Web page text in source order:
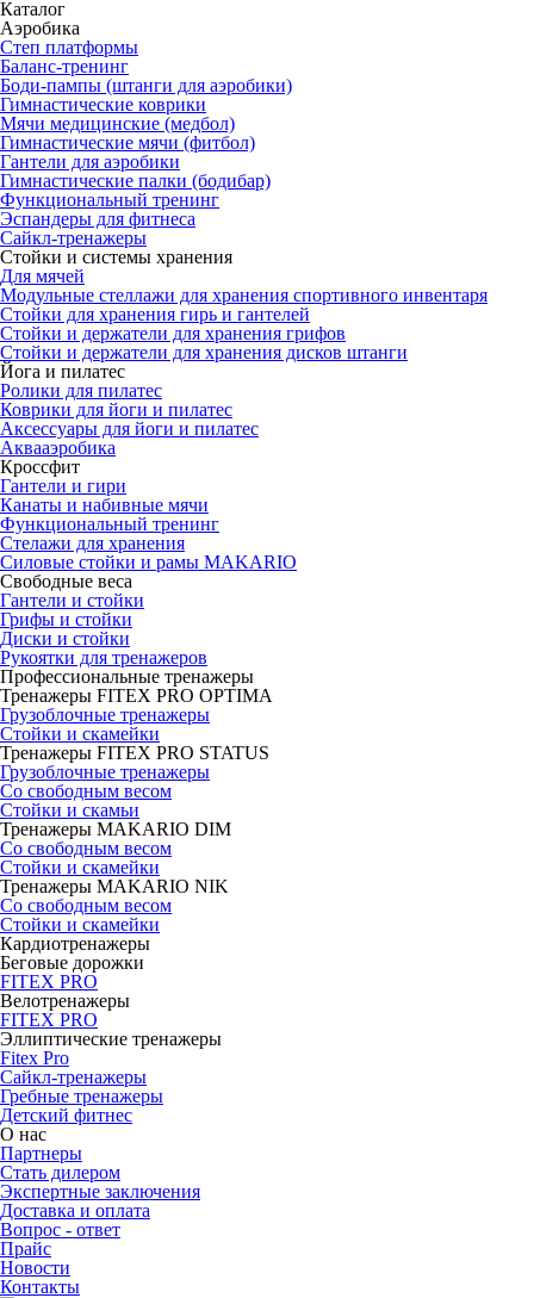
Каталог
Аэробика
Степ платформы
Баланс-тренинг
Боди-пампы (штанги для аэробики)
Гимнастические коврики
Мячи медицинские (медбол)
Гимнастические мячи (фитбол)
Гантели для аэробики
Гимнастические палки (бодибар)
Функциональный тренинг
Эспандеры для фитнеса
Сайкл-тренажеры
Стойки и системы хранения
Для мячей
Модульные стеллажи для хранения спортивного инвентаря
Стойки для хранения гирь и гантелей
Стойки и держатели для хранения грифов
Стойки и держатели для хранения дисков штанги
Йога и пилатес
Ролики для пилатес
Коврики для йоги и пилатес
Аксессуары для йоги и пилатес
Аквааэробика
Кроссфит
Гантели и гири
Канаты и набивные мячи
Функциональный тренинг
Стелажи для хранения
Силовые стойки и рамы MAKARIO
Свободные веса
Гантели и стойки
Грифы и стойки
Диски и стойки
Рукоятки для тренажеров
Профессиональные тренажеры
Тренажеры FITEX PRO OPTIMA
Грузоблочные тренажеры
Стойки и скамейки
Тренажеры FITEX PRO STATUS
Грузоблочные тренажеры
Со свободным весом
Стойки и скамьи
Тренажеры MAKARIO DIM
Со свободным весом
Стойки и скамейки
Тренажеры MAKARIO NIK
Со свободным весом
Стойки и скамейки
Кардиотренажеры
Беговые дорожки
FITEX PRO
Велотренажеры
FITEX PRO
Эллиптические тренажеры
Fitex Pro
Сайкл-тренажеры
Гребные тренажеры
Детский фитнес
О нас
Партнеры
Стать дилером
Экспертные заключения
Доставка и оплата
Вопрос - ответ
Прайс
Новости
Контакты